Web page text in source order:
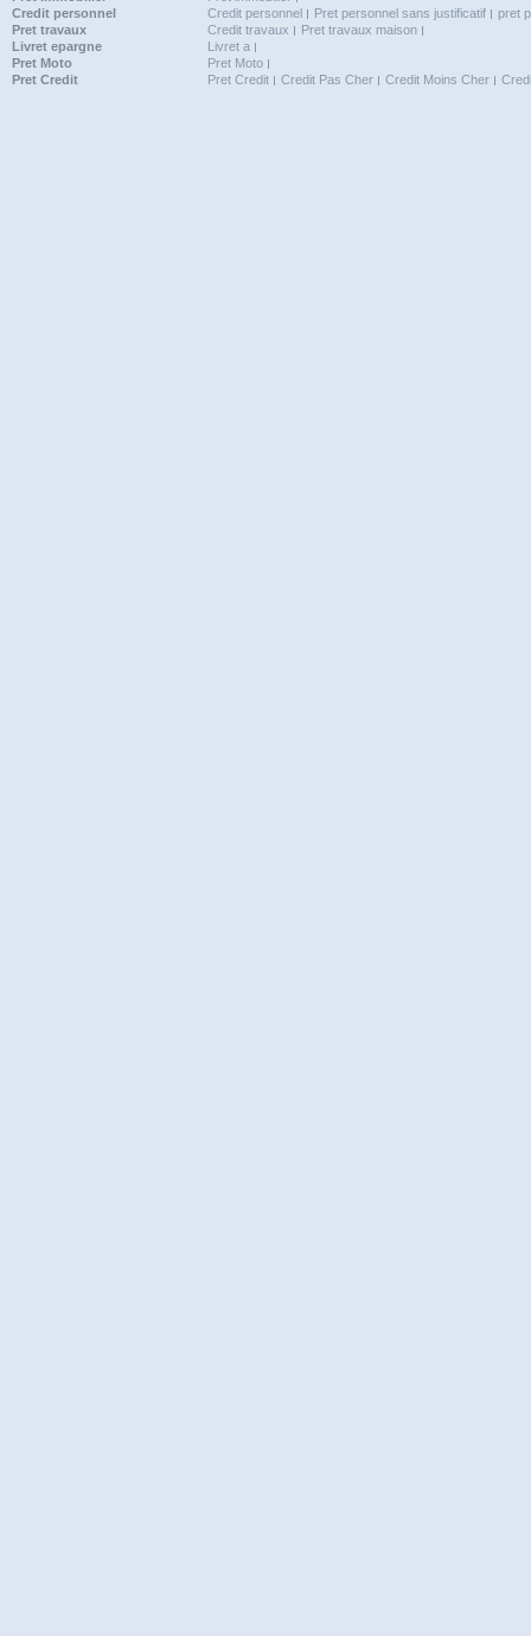
Credit personnel
Credit personnel Pret personnel sans justificatif
pret
Pret travaux
Credit travaux
Pret travaux maison
Livret epargne
Livret a
Pret Moto
Pret Moto
Pret Credit
Pret Credit Credit Pas Cher Credit Moins Cher